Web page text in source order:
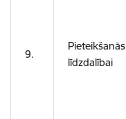
9.
Pieteikšanās
līdzdalībai